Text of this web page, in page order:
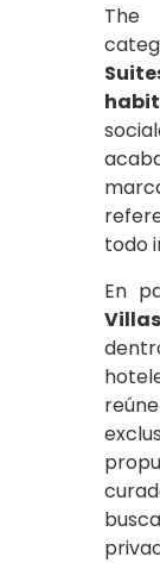
todo
En
Villas